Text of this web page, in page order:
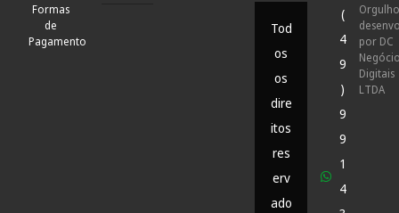
Formas
de
Pagamento
Tod
os
os
dire
itos
res
erv
ado
(
4
9
)
9
9
1
4
por DC
Digitais
LTDA